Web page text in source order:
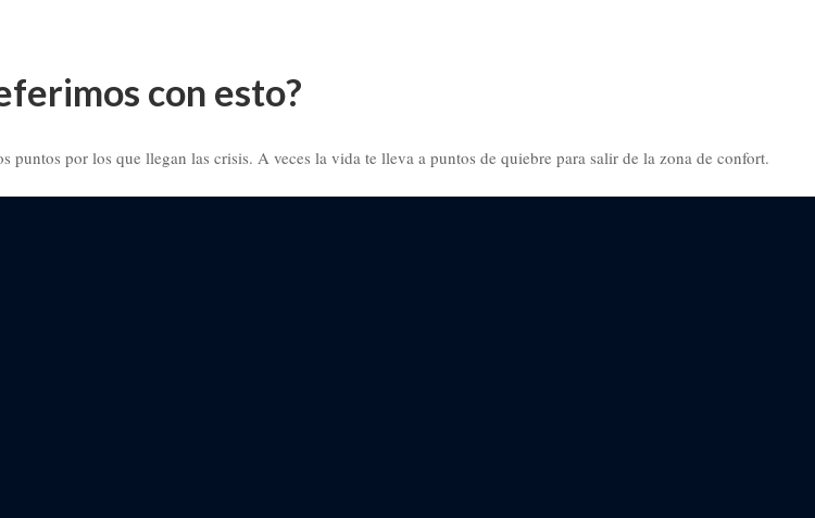
con esto?
por los que llegan las crisis. A veces la vida te lleva a puntos de quiebre para salir de la zona de confort.